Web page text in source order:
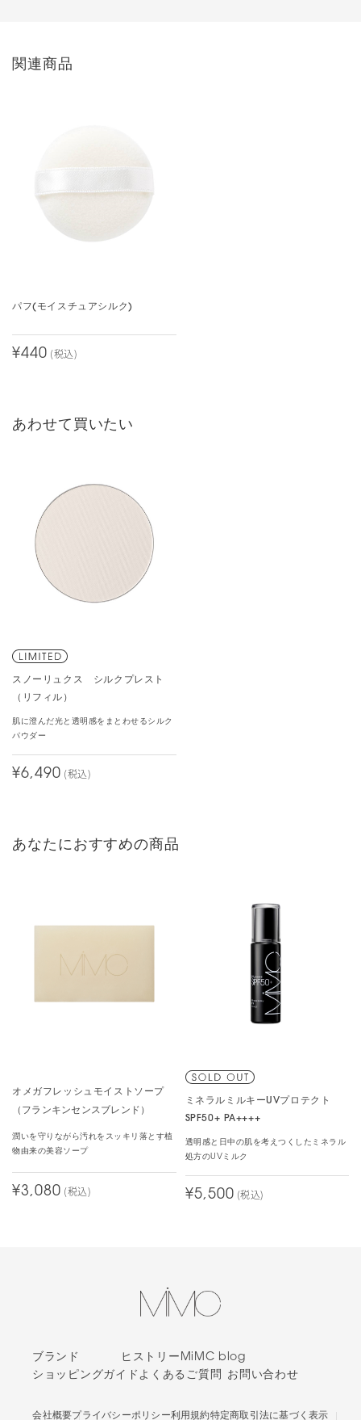
関連商品
パフ(モイスチュアシルク)
¥440 (税込)
あわせて買いたい
スノーリュクス シルクプレスト
（リフィル）
肌に澄んだ光と透明感をまとわせるシルク
パウダー
¥6,490 (税込)
あなたにおすすめの商品
オメガフレッシュモイストソープ
（フランキンセンスブレンド）
潤いを守りながら汚れをスッキリ落とす植
物由来の美容ソープ
¥3,080 (税込)
ミネラルミルキーUVプロテクト
SPF50+ PA++++
透明感と日中の肌を考えつくしたミネラル
処方のUVミルク
¥5,500 (税込)
ブランド ヒストリー MiMC blog
ショッピングガイド よくあるご質問 お問い合わせ
会社概要プライバシーポリシー利用規約特定商取引法に基づく表示